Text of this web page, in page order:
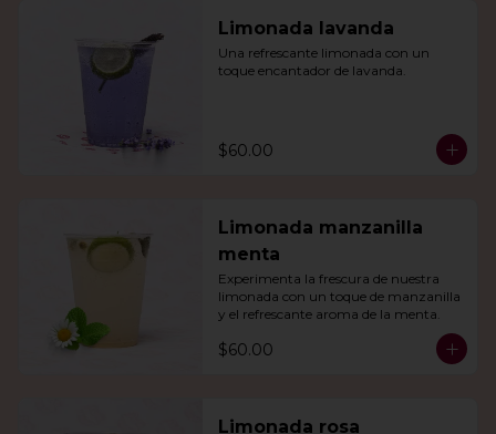
Limonada lavanda
Una refrescante limonada con un
toque encantador de lavanda.
$60.00
Limonada manzanilla
menta
Experimenta la frescura de nuestra
limonada con un toque de manzanilla
y el refrescante aroma de la menta.
$60.00
Limonada rosa